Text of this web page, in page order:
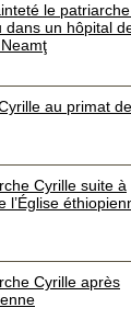
le
dans un hôpital
au primat de
Cyrille suite à
l’Église
Cyrille après